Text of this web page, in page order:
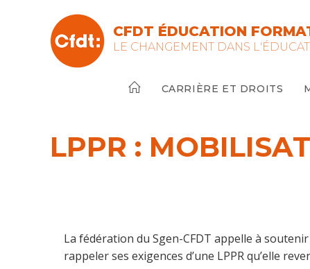
CFDT ÉDUCATION
LE CHANGEMENT DANS
CARRIÈRE ET DROITS
LPPR :
La fédération du Sgen-CFDT appelle à
rappeler ses exigences d’une LPPR qu’elle